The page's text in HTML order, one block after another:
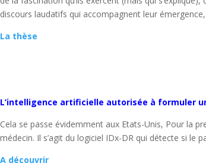
discours laudatifs qui accompagnent leur
La thèse
L’intelligence artificielle autorisée à formuler
Cela se passe évidemment aux Etats-Unis, Pour la
médecin. Il s’agit du logiciel IDx-DR qui détecte si
A découvrir